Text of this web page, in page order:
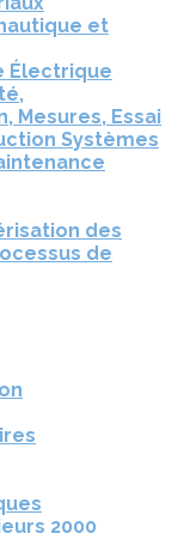
et
Électrique
Mesures, Essai
Systèmes
des
de
2000